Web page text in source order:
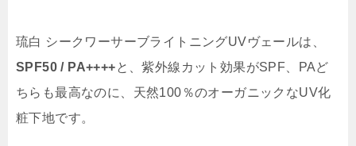
琉白 シークワーサーブライトニングUVヴェールは、
SPF50 / PA++++と、紫外線カット効果がSPF、PAど
ちらも最高なのに、天然100％のオーガニックなUV化
粧下地です。